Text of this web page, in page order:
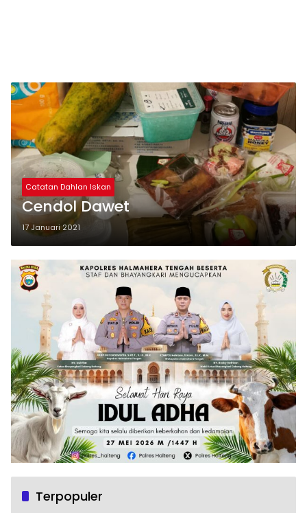
Catatan Dahlan Iskan
Cendol Dawet
17 Januari 2021
Terpopuler